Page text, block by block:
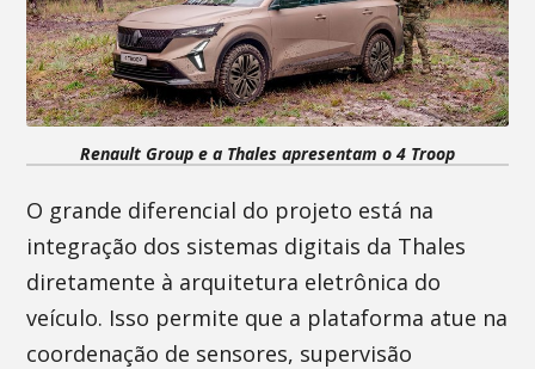
Renault Group e a Thales apresentam o 4 Troop
O grande diferencial do projeto está na
integração dos sistemas digitais da Thales
diretamente à arquitetura eletrônica do
veículo. Isso permite que a plataforma atue na
coordenação de sensores, supervisão